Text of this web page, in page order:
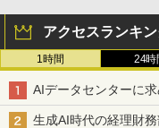
アクセスランキ
1時間 24時
AIデータセンターに
生成AI時代の経理財